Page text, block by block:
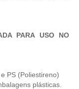
PARA USO NO
PS (Poliestireno)
plásticas.